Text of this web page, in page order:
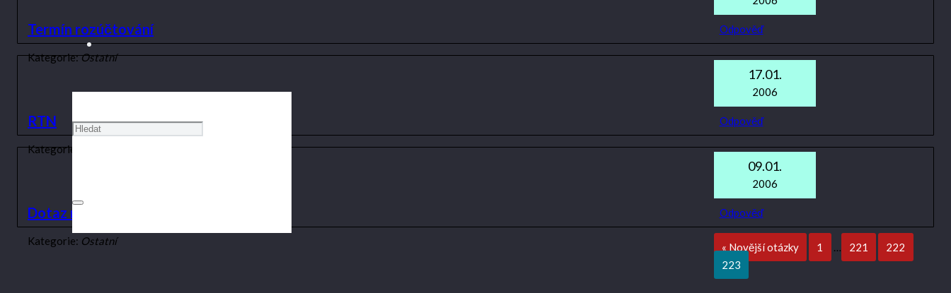
Termín rozúčtování
Kategorie:Ostatní
Odpověď
17.01.
2006
RTN
Kategorie:
Odpověď
09.01.
2006
Dotaz na elektrické RTN
Kategorie: Ostatní
Odpověď
« Novější otázky 1 … 221
222
223